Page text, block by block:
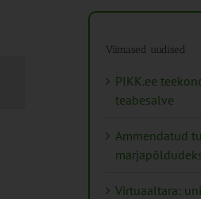
Viimased uudised
PIKK.ee
teabesalve
Ammendatud
Virtuaaltara: